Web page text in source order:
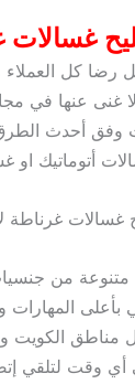
غسالات
رضا كل العملاء
غنى عنها في
وفق أحدث
أتوماتيك او
غرناطة
متنوعة من
المهارات
مناطق الكويت
أي وقت لتلقي